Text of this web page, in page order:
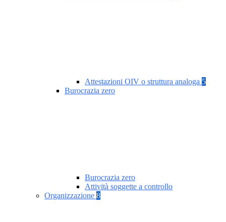
Attestazioni OIV o struttura analoga 5
Burocrazia zero
Burocrazia zero
Attività soggette a controllo
Organizzazione 8